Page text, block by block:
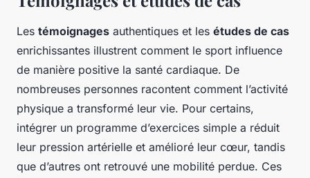
Les témoignages authentiques et les études de cas
enrichissantes illustrent comment le sport influence
de manière positive la santé cardiaque. De
nombreuses personnes racontent comment l’activité
physique a transformé leur vie. Pour certains,
intégrer un programme d’exercices simple a réduit
leur pression artérielle et amélioré leur cœur, tandis
que d’autres ont retrouvé une mobilité perdue. Ces